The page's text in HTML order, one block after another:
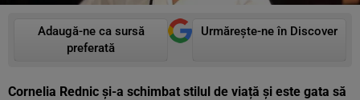
Adaugă-ne ca sursă
preferată
Urmărește-ne în Discover
Cornelia Rednic și-a schimbat stilul de viață și este gata să